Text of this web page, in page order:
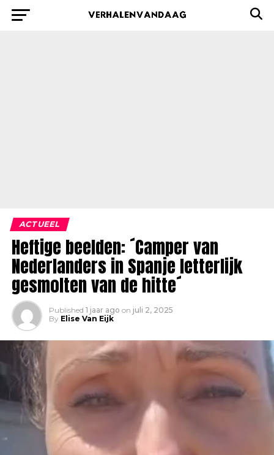
ACTUEEL
Heftige beelden: ´Camper van
Nederlanders in Spanje letterlijk
gesmolten van de hitte´
Published 1 jaar ago on juli 2, 2025
By Elise Van Eijk